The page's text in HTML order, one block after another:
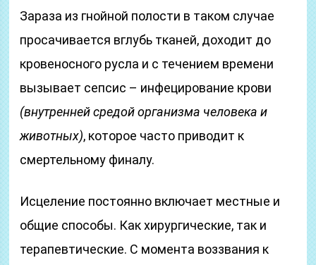
Зараза из гнойной полости в таком случае
просачивается вглубь тканей, доходит до
кровеносного русла и с течением времени
вызывает сепсис – инфецирование крови
(внутренней средой организма человека и
животных), которое часто приводит к
смертельному финалу.
Исцеление постоянно включает местные и
общие способы. Как хирургические, так и
терапевтические. С момента воззвания к